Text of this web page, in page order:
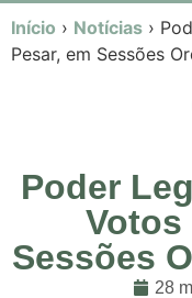
Início › Notícias ›
Pesar, em Sessões
Poder
Votos
Sessões
28